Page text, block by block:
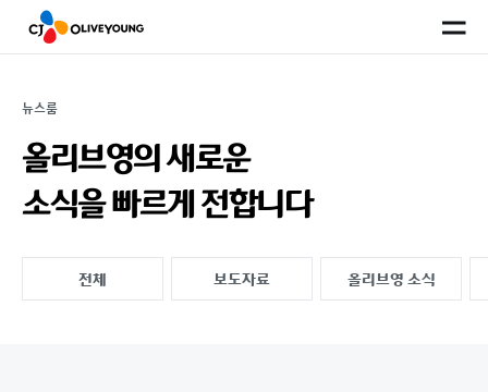
사
이
뉴스룸
올리브영의 새로운
소식을빠르게 전합니다
전체 보도자료 올리브영 소식